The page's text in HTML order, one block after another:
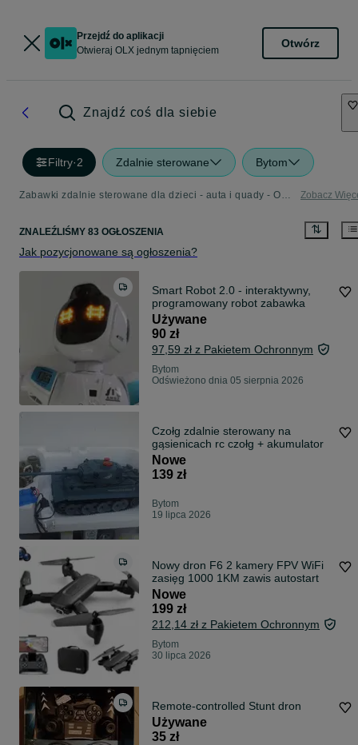
Przejdź do aplikacji
Otwieraj OLX jednym tapnięciem
Otwórz
Znajdź coś dla siebie
Filtry·2 Zdalnie sterowane Bytom
Zabawki zdalnie sterowane dla dzieci - auta i quady - OLX.pl Zobacz
ZNALEŹLIŚMY 83 OGŁOSZENIA
Jak pozycjonowane są ogłoszenia?
Smart Robot 2.0 - interaktywny,
programowany robot zabawka
Używane
90 zł
97,59 zł z Pakietem Ochronnym
Bytom
Odświeżono dnia 05 sierpnia 2026
Czołg zdalnie sterowany na
gąsienicach rc czołg + akumulator
Nowe
139 zł
Bytom
19 lipca 2026
Nowy dron F6 2 kamery FPV WiFi
zasięg 1000 1KM zawis autostart
Nowe
199 zł
212,14 zł z Pakietem Ochronnym
Bytom
30 lipca 2026
Remote-controlled Stunt dron
Używane
35 zł